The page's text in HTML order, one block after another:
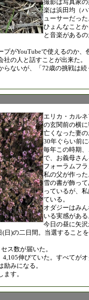
撮影は写真家
楽は浜田均（
ューサーだった
ひょんなこと
と音楽がある
がYouTubeで使えるのか、
の人と話すことが出来た。
らないが、「72歳の挑戦は
エリカ・カル
の玄関前の横に
亡くなった妻
30年ぐらい前
毎年この時期
で、お義母さん
フォーラムフ
私の父が作っ
雪の書が飾っ
っているが、
ている。
オダジーはみ
いる実感がある
今日の昼に矢
)の二日間。当選することを
ス数が届いた。
伸びていた。すべてが
みになる。
す。